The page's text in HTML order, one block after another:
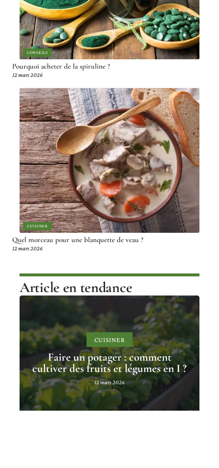
CONSEILS
Pourquoi acheter de la spiruline ?
12 mars 2026
CUISINER
Quel morceau pour une blanquette de veau ?
12 mars 2026
Article en tendance
CUISINER
Faire un potager : comment
cultiver des fruits et légumes en I ?
12 mars 2026